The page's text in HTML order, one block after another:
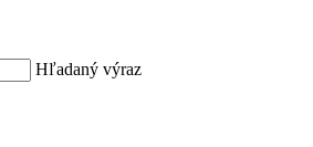
Hľadaný výraz